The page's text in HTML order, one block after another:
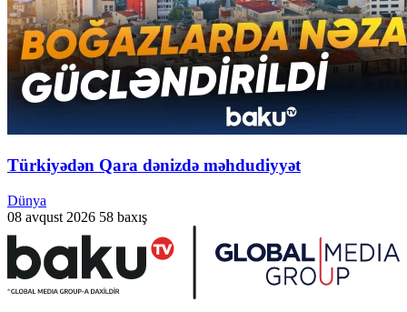
Türkiyədən Qara dənizdə məhdudiyyət
Dünya
08 avqust 2026 58 baxış